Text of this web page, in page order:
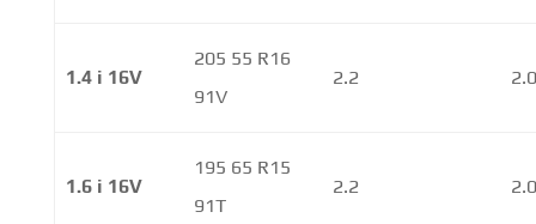
1.4 i 16V
205 55 R16
91V
2.2
1.6 i 16V
195 65 R15
91T
2.2